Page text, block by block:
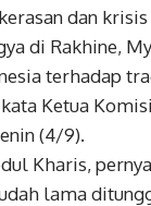
dan
di Rakhine,
terhadap
kata Ketua
(4/9).
Kharis,
lama